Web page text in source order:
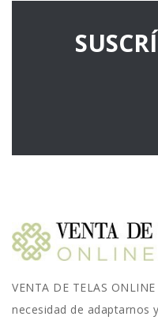
VENTA DE TELAS
necesidad de adaptarnos y